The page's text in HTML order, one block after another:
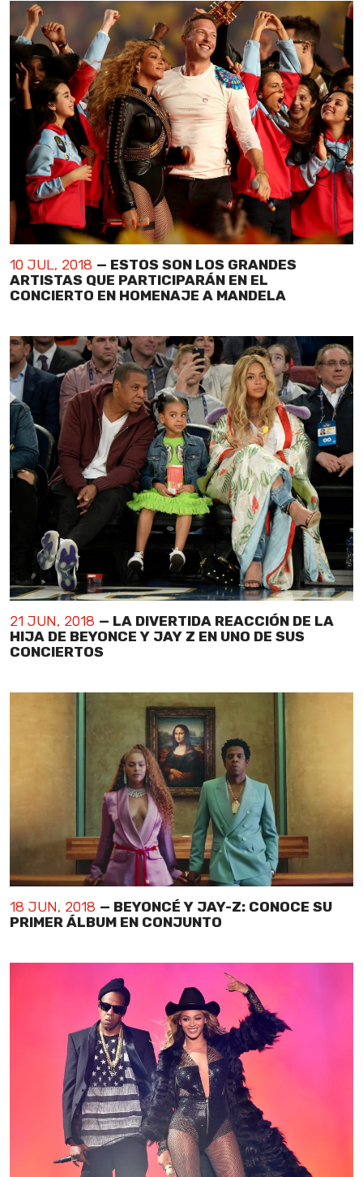
10 JUL, 2018 — ESTOS SON LOS GRANDES
ARTISTAS QUE PARTICIPARÁN EN EL
CONCIERTO EN HOMENAJE A MANDELA
21 JUN, 2018 — LA DIVERTIDA REACCIÓN DE LA
HIJA DE BEYONCE Y JAY Z EN UNO DE SUS
CONCIERTOS
18 JUN, 2018 — BEYONCÉ Y JAY-Z: CONOCE SU
PRIMER ÁLBUM EN CONJUNTO